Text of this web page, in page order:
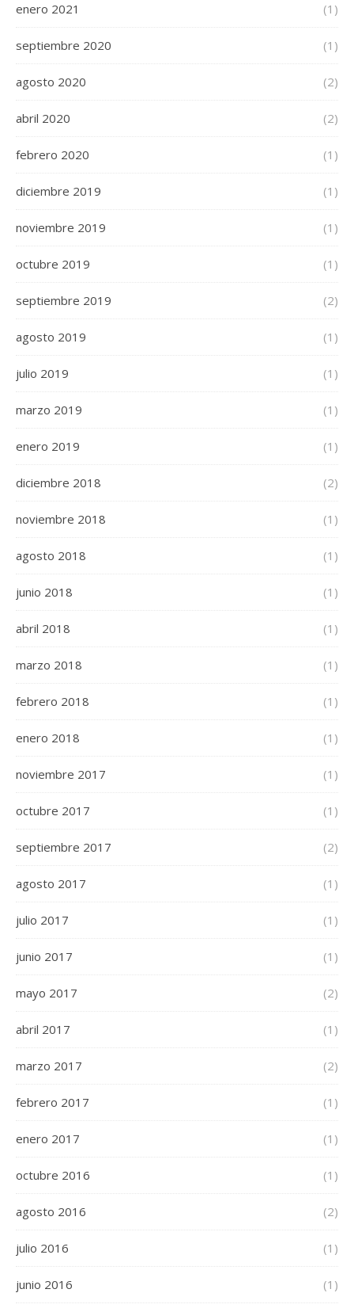
enero 2021 (1)
septiembre 2020 (1)
agosto 2020 (2)
abril 2020 (2)
febrero 2020 (1)
diciembre 2019 (1)
noviembre 2019 (1)
octubre 2019 (1)
septiembre 2019 (2)
agosto 2019 (1)
julio 2019 (1)
marzo 2019 (1)
enero 2019 (1)
diciembre 2018 (2)
noviembre 2018 (1)
agosto 2018 (1)
junio 2018 (1)
abril 2018 (1)
marzo 2018 (1)
febrero 2018 (1)
enero 2018 (1)
noviembre 2017 (1)
octubre 2017 (1)
septiembre 2017 (2)
agosto 2017 (1)
julio 2017 (1)
junio 2017 (1)
mayo 2017 (2)
abril 2017 (1)
marzo 2017 (2)
febrero 2017 (1)
enero 2017 (1)
octubre 2016 (1)
agosto 2016 (2)
julio 2016 (1)
junio 2016 (1)